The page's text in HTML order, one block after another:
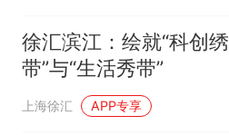
徐汇滨江：绘就“科创绣
带”与“生活秀带”
上海徐汇 APP专享